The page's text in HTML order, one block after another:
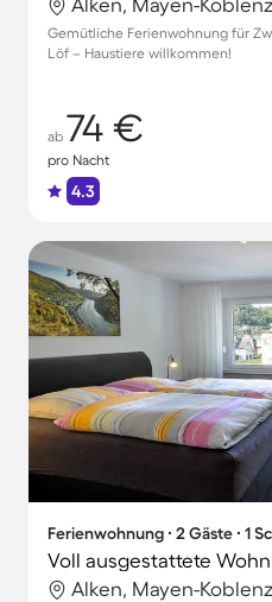
Gemütliche Ferienwohnung für
Löf – Haustiere willkommen!
ab 74 €
pro Nacht
4.3
Ferienwohnung ∙ 2 Gäste ∙ 1
Voll ausgestattete
Alken, Mayen-